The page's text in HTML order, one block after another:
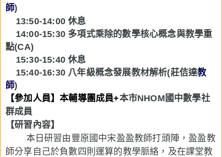
師)
13:50-14:00 休息
14:00-15:30 多項式乘除的數學核心概念與教學重
點(CA)
15:30-15:40休息
15:40-16:30 八年級概念發展教材解析(莊佶達教
師)
【參加人員】本輔導團成員+本市NHOM國中數學社
群成員
【研習內容】
本日研習由豐原國中宋盈盈教師打頭陣，盈盈教
師分享 自己於負數四則運算的教學脈絡，及在課堂教